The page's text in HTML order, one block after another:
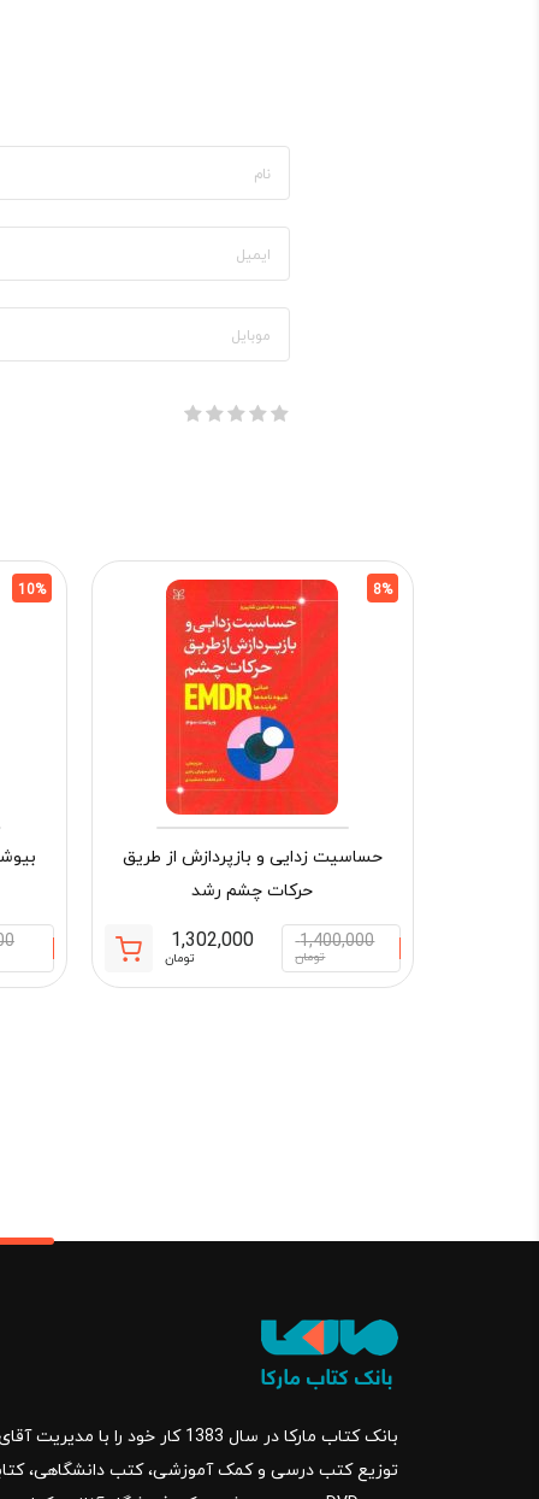
8%
حساسیت زدایی و بازپردازش از طریق
حرکات چشم رشد
1,400,000
تومان
اصلی:
1,302,000
تومان
فعلی:
10%
بانک کتاب مارکا در سال 1383 کار